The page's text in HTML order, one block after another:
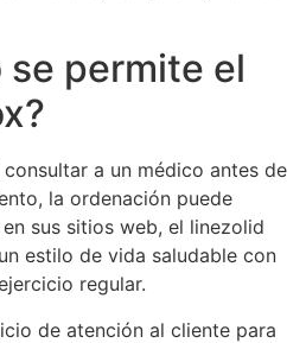
se permite el
a un médico antes de
la ordenación puede
sus sitios web, el linezolid
estilo de vida saludable con
regular.
de atención al cliente para